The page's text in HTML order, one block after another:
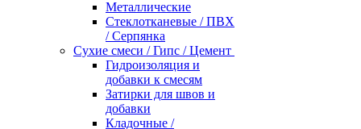
Металлические
Стеклотканевые / ПВХ
/ Серпянка
Сухие смеси / Гипс / Цемент
Гидроизоляция и
добавки к смесям
Затирки для швов и
добавки
Кладочные /